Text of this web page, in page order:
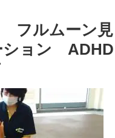
フルムーン
ション